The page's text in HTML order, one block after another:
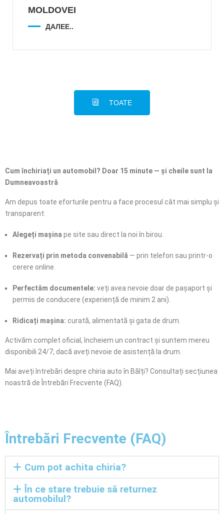
MOLDOVEI
ДАЛЕЕ..
TOATE
Cum închiriați un automobil? Doar 15 minute — și cheile sunt la
Dumneavoastră
Am depus toate eforturile pentru a face procesul cât mai simplu și
transparent:
Alegeți mașina pe site sau direct la noi în birou.
Rezervați prin metoda convenabilă — prin telefon sau printr-o
cerere online.
Perfectăm documentele: veți avea nevoie doar de pașaport și
permis de conducere (experiență de minim 2 ani).
Ridicați mașina: curată, alimentată și gata de drum.
Activăm complet oficial, încheiem un contract și suntem mereu
disponibili 24/7, dacă aveți nevoie de asistență la drum.
Mai aveți întrebări despre chiria auto în Bălți? Consultați secțiunea
noastră de Întrebări Frecvente (FAQ).
Întrebări Frecvente (FAQ)
Cum pot achita chiria?
În ce stare trebuie să returnez
automobilul?